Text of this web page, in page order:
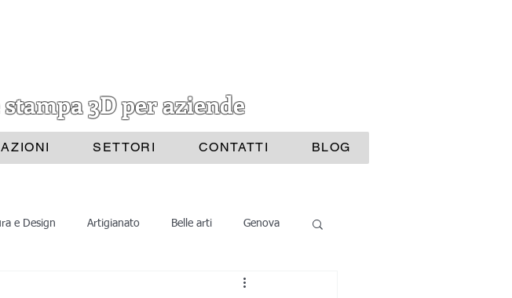
3D per aziende
SETTORI CONTATTI BLOG
e Design Artigianato Belle arti Genova